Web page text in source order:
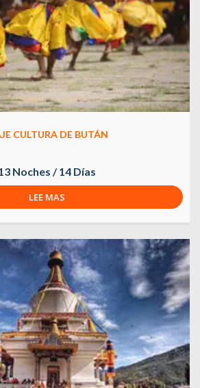
CULTURA DE BUTÁN
Noches / 14 Días
LEE MAS